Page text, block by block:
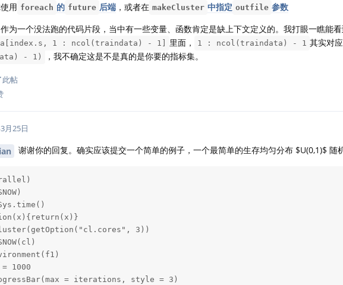
用 foreach 的 future 后端 ，或者在 makeCluster 中指定 outfile 参数
为一个没法跑的代码片段，当中有一些变量、函数肯定是缺上下文定义的。我打眼一瞧能
1 : ncol(traindata) - 1] 里面， 1 : ncol(traindata) - 1 其实对
- 1)
，我不确定这是不是真的是你要的指标集。
此帖
月25日
谢谢你的回复。确实应该提交一个简单的例子，一个最简单的生存均匀分布 $U(0,1)$ 随
3))
1000
= iterations, style = 3)